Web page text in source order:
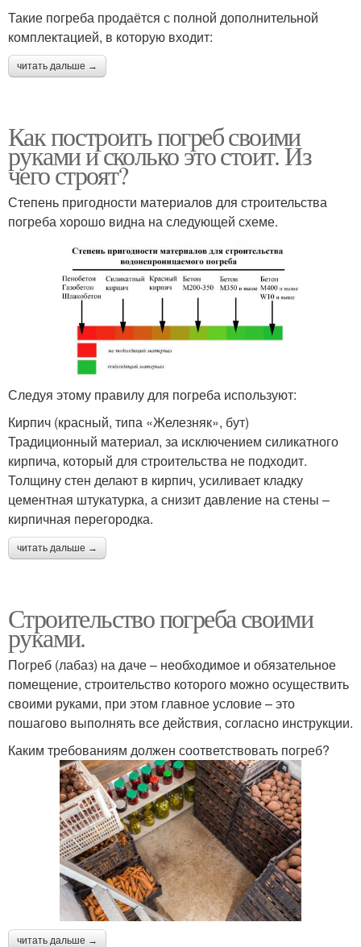
Такие погреба продаётся с полной дополнительной
комплектацией, в которую входит:
читать дальше →
Как построить погреб своими
руками и сколько это стоит. Из
чего строят?
Степень пригодности материалов для строительства
погреба хорошо видна на следующей схеме.
Следуя этому правилу для погреба используют:
Кирпич (красный, типа «Железняк», бут)
Традиционный материал, за исключением силикатного
кирпича, который для строительства не подходит.
Толщину стен делают в кирпич, усиливает кладку
цементная штукатурка, а снизит давление на стены –
кирпичная перегородка.
читать дальше →
Строительство погреба своими
руками.
Погреб (лабаз) на даче – необходимое и обязательное
помещение, строительство которого можно осуществить
своими руками, при этом главное условие – это
пошагово выполнять все действия, согласно инструкции.
Каким требованиям должен соответствовать погреб?
читать дальше →